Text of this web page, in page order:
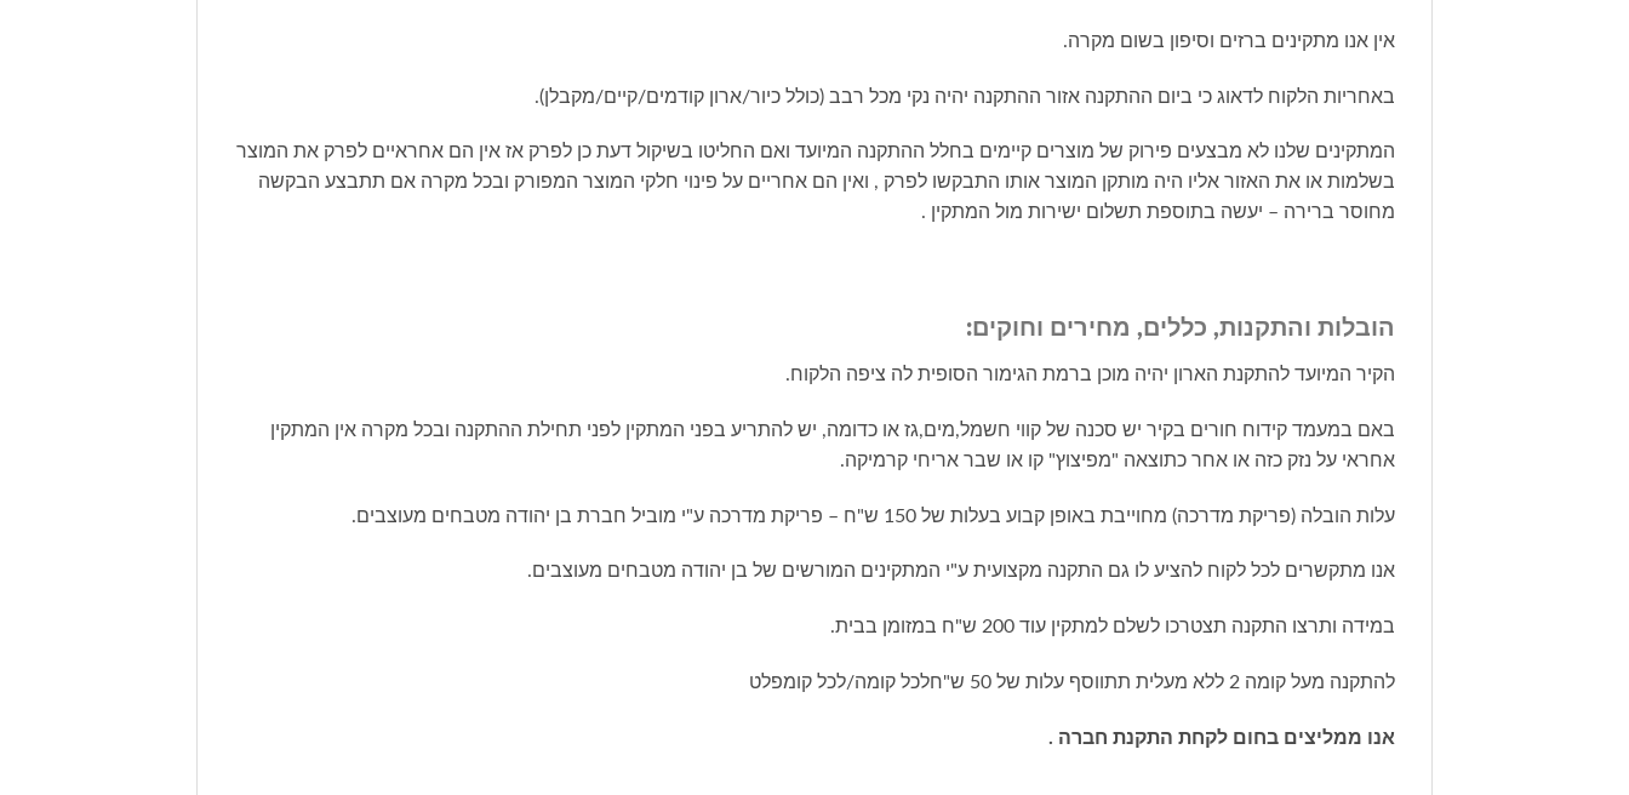
אין אנו מתקינים ברזים וסיפון בשום מקרה.
באחריות הלקוח לדאוג כי ביום ההתקנה אזור ההתקנה יהיה נקי מכל רבב (כולל כיור/ארון קודמים/קיים/מקבלן).
המתקינים שלנו לא מבצעים פירוק של מוצרים קיימים בחלל ההתקנה המיועד ואם החליטו בשיקול דעת כן לפרק אז אין הם אחראיים לפרק את המוצר
בשלמות או את האזור אליו היה מותקן המוצר אותו התבקשו לפרק , ואין הם אחריים על פינוי חלקי המוצר המפורק ובכל מקרה אם תתבצע הבקשה
מחוסר ברירה – יעשה בתוספת תשלום ישירות מול המתקין .
הובלות והתקנות, כללים, מחירים וחוקים:
הקיר המיועד להתקנת הארון יהיה מוכן ברמת הגימור הסופית לה ציפה הלקוח.
באם במעמד קידוח חורים בקיר יש סכנה של קווי חשמל,מים,גז או כדומה, יש להתריע בפני המתקין לפני תחילת ההתקנה ובכל מקרה אין המתקין
אחראי על נזק כזה או אחר כתוצאה "מפיצוץ" קו או שבר אריחי קרמיקה.
עלות הובלה (פריקת מדרכה) מחוייבת באופן קבוע בעלות של 150 ש"ח – פריקת מדרכה ע"י מוביל חברת בן יהודה מטבחים מעוצבים.
אנו מתקשרים לכל לקוח להציע לו גם התקנה מקצועית ע"י המתקינים המורשים של בן יהודה מטבחים מעוצבים.
במידה ותרצו התקנה תצטרכו לשלם למתקין עוד 200 ש"ח במזומן בבית.
להתקנה מעל קומה 2 ללא מעלית תתווסף עלות של 50 ש"חלכל קומה/לכל קומפלט
אנו ממליצים בחום לקחת התקנת חברה .